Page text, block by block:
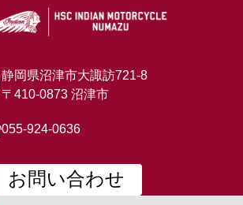
静岡県沼津市大諏訪721-8
〒410-0873 沼津市
055-924-0636
お問い合わせ